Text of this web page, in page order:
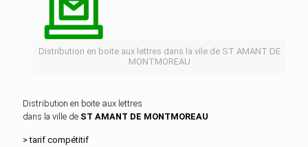
Distribution en boite aux lettres dans la vile de ST AMANT DE
MONTMOREAU
Distribution en boite aux lettres
dans la ville de ST AMANT DE MONTMOREAU
> tarif compétitif